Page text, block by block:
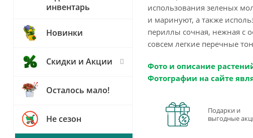
использования зеленых
и маринуют, а также
периллы сочная, нежная с
совсем легкие перечные
Фото и описание
Фотографии на сайте
Подарки и
выгодные
инвентарь
Новинки
Скидки и Акции
Осталось мало!
Не сезон